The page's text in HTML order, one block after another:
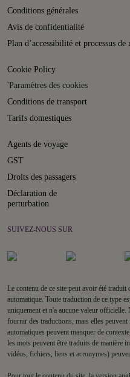
Conditions générales
Avis de confidentialité
Plan d’accessibilité et processus de
Cookie Policy
'Paramètres des cookies
Conditions de transport
Tarifs domestiques
Agents de voyage
GST
Droits des passagers
Déclaration de
perturbation
SUIVEZ-NOUS SUR
Le contenu de ce site peut avoir été
automatique. Toute traduction de ce type
uniquement et n'a aucune valeur
fournir des traductions, mais elles peuvent
automatiques peuvent manquer de
les mots peuvent être traduits de manière
vidéos, fichiers, liens et acronymes)